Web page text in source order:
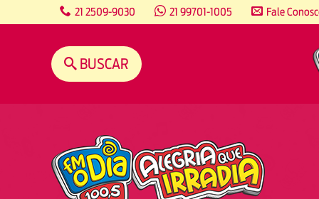
21 2509-9030 21 99701-1005 Fale
BUSCAR